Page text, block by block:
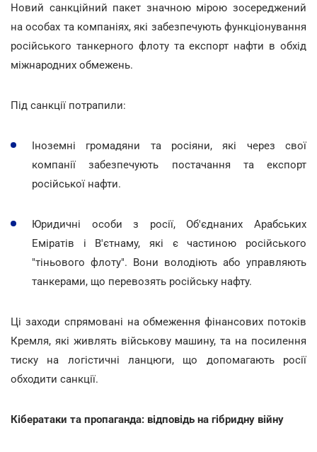
Новий санкційний пакет значною мірою зосереджений
на особах та компаніях, які забезпечують функціонування
російського танкерного флоту та експорт нафти в обхід
міжнародних обмежень.
Під санкції потрапили:
Іноземні громадяни та росіяни, які через свої
компанії забезпечують постачання та експорт
російської нафти.
Юридичні особи з росії, Об'єднаних Арабських
Еміратів і В'єтнаму, які є частиною російського
"тіньового флоту". Вони володіють або управляють
танкерами, що перевозять російську нафту.
Ці заходи спрямовані на обмеження фінансових потоків
Кремля, які живлять військову машину, та на посилення
тиску на логістичні ланцюги, що допомагають росії
обходити санкції.
Кібератаки та пропаганда: відповідь на гібридну війну